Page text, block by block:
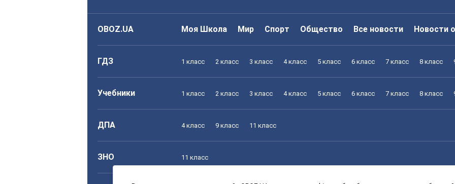
OBOZ.UA Моя Школа Мир Спорт Общество Все новости Новости
ГДЗ 1 класс 2 класс 3 класс 4 класс 5 класс 6 класс 7 класс 8 класс
Учебники 1 класс 2 класс 3 класс 4 класс 5 класс 6 класс 7 класс 8 класс
ДПА 4 класс 9 класс 11 класс
ЗНО 11 класс